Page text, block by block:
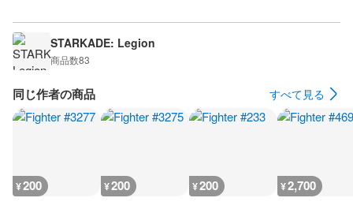
STARKADE: Legion
商品数83
同じ作者の商品 すべて見る
¥200 ¥200 ¥200 ¥2,700